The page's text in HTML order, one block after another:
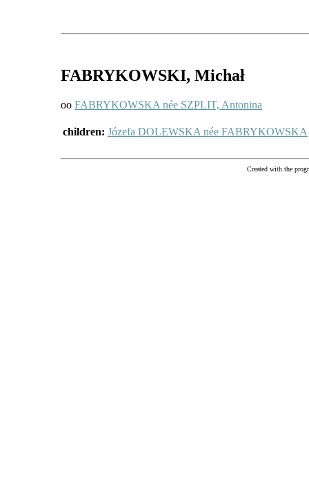
FABRYKOWSKI, Michał
oo FABRYKOWSKA née SZPLIT, Antonina
children: Józefa DOLEWSKA née FABRYKOWSKA
Created with the